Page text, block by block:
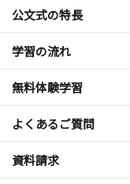
公文式の特長
学習の流れ
無料体験学習
よくあるご質問
資料請求